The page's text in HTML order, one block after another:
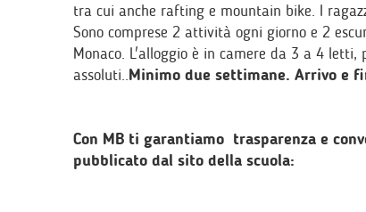
tra cui anche rafting e mountain bike. I
Sono comprese 2 attività ogni giorno e 2
Monaco. L'alloggio è in camere da 3 a 4
assoluti..Minimo due settimane. Arrivo e
Con MB ti garantiamo trasparenza e
pubblicato dal sito della scuola: